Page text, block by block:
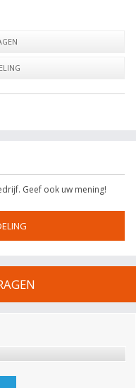
Geef ook uw mening!